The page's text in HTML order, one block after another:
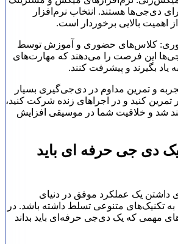
دی‌جی‌ها هستند. انتخاب نرم‌افزار
اهمیت بالایی برخوردار است.
کلاس‌های حضوری و آموزش توسط
این فرصت را می‌دهند که مهارت‌های
یاد بگیرند و پیشرفت کنند.
و تمرین مداوم در دی‌جی‌گیری بسیار
کنید و در اجراهای زنده شرکت کنید،
شد و خلاقیت شما در موسیقی افزایش
دی جی حرفه ای باید
یک عملکرد موفق در دنیای
به تکنیک‌های متنوعی تسلط داشته باشد. در
مهمی که یک دی‌جی حرفه‌ای باید بداند